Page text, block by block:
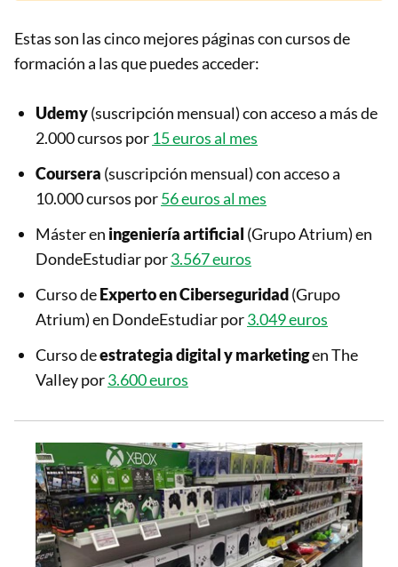
Estas son las cinco mejores páginas con cursos de
formación a las que puedes acceder:
Udemy(suscripción mensual) con acceso a más de
2.000 cursos por 15 euros al mes
Coursera (suscripción mensual) con acceso a
10.000 cursos por56 euros al mes
Máster en ingeniería artificial (Grupo Atrium) en
DondeEstudiar por3.567 euros
Curso deExperto en Ciberseguridad(Grupo
Atrium) en DondeEstudiar por3.049 euros
Curso deestrategia digital y marketingen The
Valley por3.600 euros